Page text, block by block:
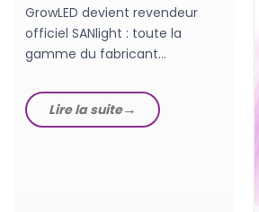
GrowLED devient revendeur
officiel SANlight : toute la
gamme du fabricant
luminaires EVO aux...
Lire la suite